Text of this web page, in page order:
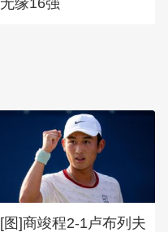
[图]商竣程2-1卢布列夫